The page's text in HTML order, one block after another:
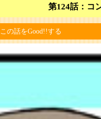
第124話：コ
この話をGood!!する